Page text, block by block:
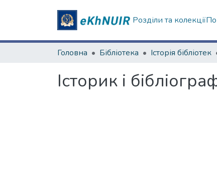
Розділи та колекції
Головна Бібліотека Історія бібліотек
Історик і